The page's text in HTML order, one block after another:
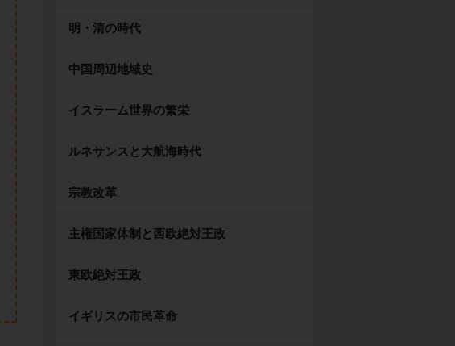
明・清の時代
中国周辺地域史
イスラーム世界の繁栄
ルネサンスと大航海時代
宗教改革
主権国家体制と西欧絶対王政
東欧絶対王政
イギリスの市民革命